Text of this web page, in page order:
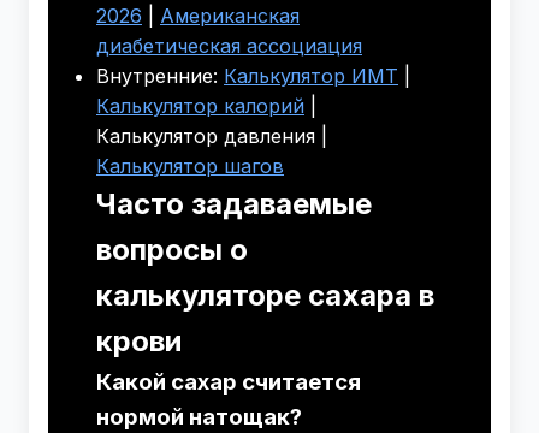
2026
Американская
диабетическая ассоциация
Внутренние: Калькулятор ИМТ
Калькулятор калорий
Калькулятор давления |
Калькулятор шагов
Часто задаваемые
вопросы о
калькуляторе сахара в
крови
Какой сахар считается
нормой натощак?